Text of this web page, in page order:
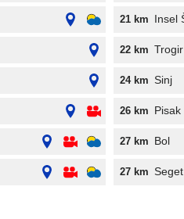
21 km Insel
22 km Trogir
24 km Sinj
26 km Pisak
27 km Bol
27 km